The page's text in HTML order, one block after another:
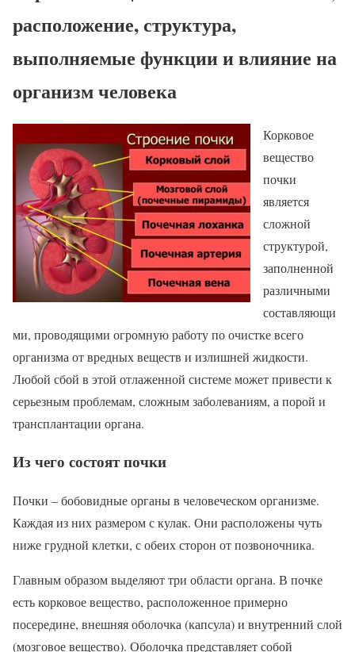
расположение, структура,
выполняемые функции и влияние на
организм человека
Корковое
вещество
почки
является
сложной
структурой,
заполненной
различными
составляющи
ми, проводящими огромную работу по очистке всего
организма от вредных веществ и излишней жидкости.
Любой сбой в этой отлаженной системе может привести к
серьезным проблемам, сложным заболеваниям, а порой и
трансплантации органа.
Из чего состоят почки
Почки – бобовидные органы в человеческом организме.
Каждая из них размером с кулак. Они расположены чуть
ниже грудной клетки, с обеих сторон от позвоночника.
Главным образом выделяют три области органа. В почке
есть корковое вещество, расположенное примерно
посередине, внешняя оболочка (капсула) и внутренний слой
(мозговое вещество). Оболочка представляет собой